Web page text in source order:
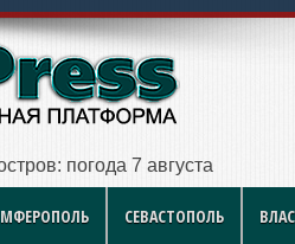
как британский футбол стал
СЕВАСТОПОЛЬ